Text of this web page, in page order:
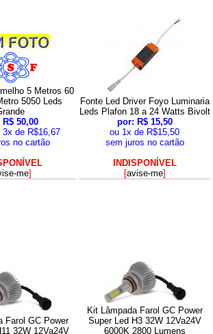
5 Metros 60
5050 Leds
50,00
de R$16,67
no cartão
me]
Fonte Led Driver Foyo Luminaria
Leds Plafon 18 a 24 Watts Bivolt
por: R$ 15,50
ou 1x de R$15,50
sem juros no cartão
INDISPONÍVEL
[avise-me]
Farol GC Power
32W 12Va24V
Kit Lâmpada Farol GC Power
Super Led H3 32W 12Va24V
6000K 2800 Lumens